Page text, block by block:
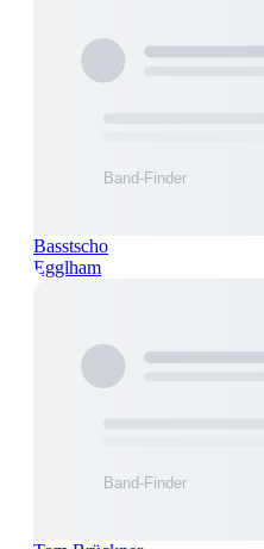
Basstscho
Egglham